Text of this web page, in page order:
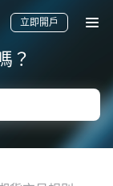
立即開戶
？